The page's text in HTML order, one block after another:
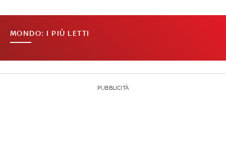
MONDO: I PIÙ LETTI
PUBBLICITÀ